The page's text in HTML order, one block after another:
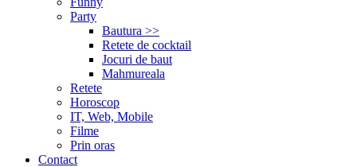
Party
Bautura >>
Retete de cocktail
Jocuri de baut
Mahmureala
Retete
Horoscop
IT, Web, Mobile
Filme
Prin oras
Contact